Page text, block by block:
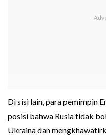
Di sisi lain, para pemimpin
posisi bahwa Rusia tidak
Ukraina dan